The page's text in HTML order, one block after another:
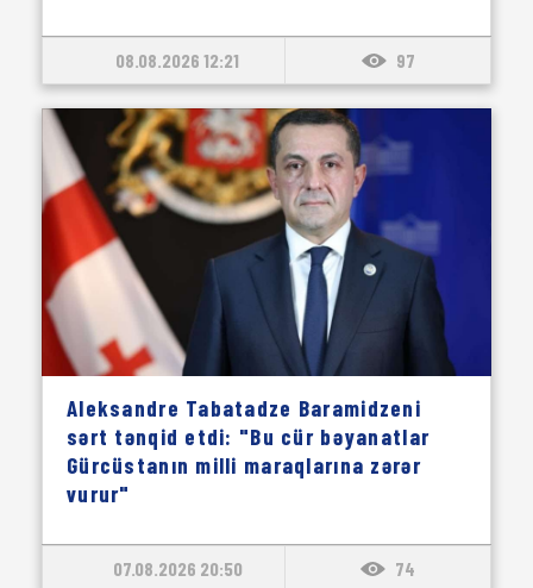
08.08.2026 12:21 97
Aleksandre Tabatadze Baramidzeni
sərt tənqid etdi: "Bu cür bəyanatlar
Gürcüstanın milli maraqlarına zərər
vurur"
07.08.2026 20:50 74